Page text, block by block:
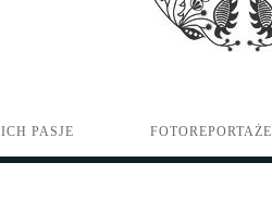
PASJE FOTOREPORTAŻE